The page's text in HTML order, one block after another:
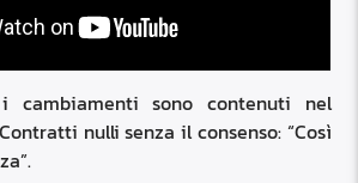
cambiamenti sono contenuti nel
nulli senza il consenso: “Così